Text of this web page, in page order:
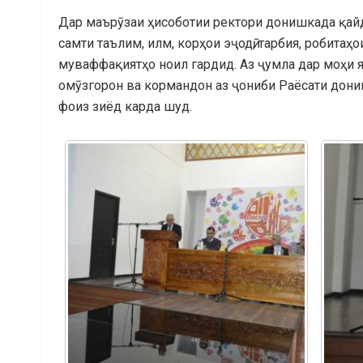
Дар маърӯзаи ҳисоботии ректори донишкада
самти таълим, илм, корҳои эҷодӣ, тарбия,
муваффақиятҳо ноил гардид. Аз ҷумла дар моҳи
омӯзгорон ва кормандон аз ҷониби Раёсати
фоиз зиёд карда шуд.